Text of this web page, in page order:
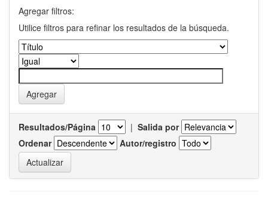
Agregar filtros:
Utilice filtros para refinar los resultados de la búsqueda.
Resultados/Página | Salida por
Ordenar
Autor/registro